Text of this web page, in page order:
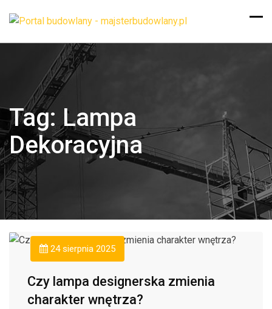
Tag:Lampa
Dekoracyjna
24 sierpnia 2025
Czy lampa designerska zmienia
charakter wnętrza?